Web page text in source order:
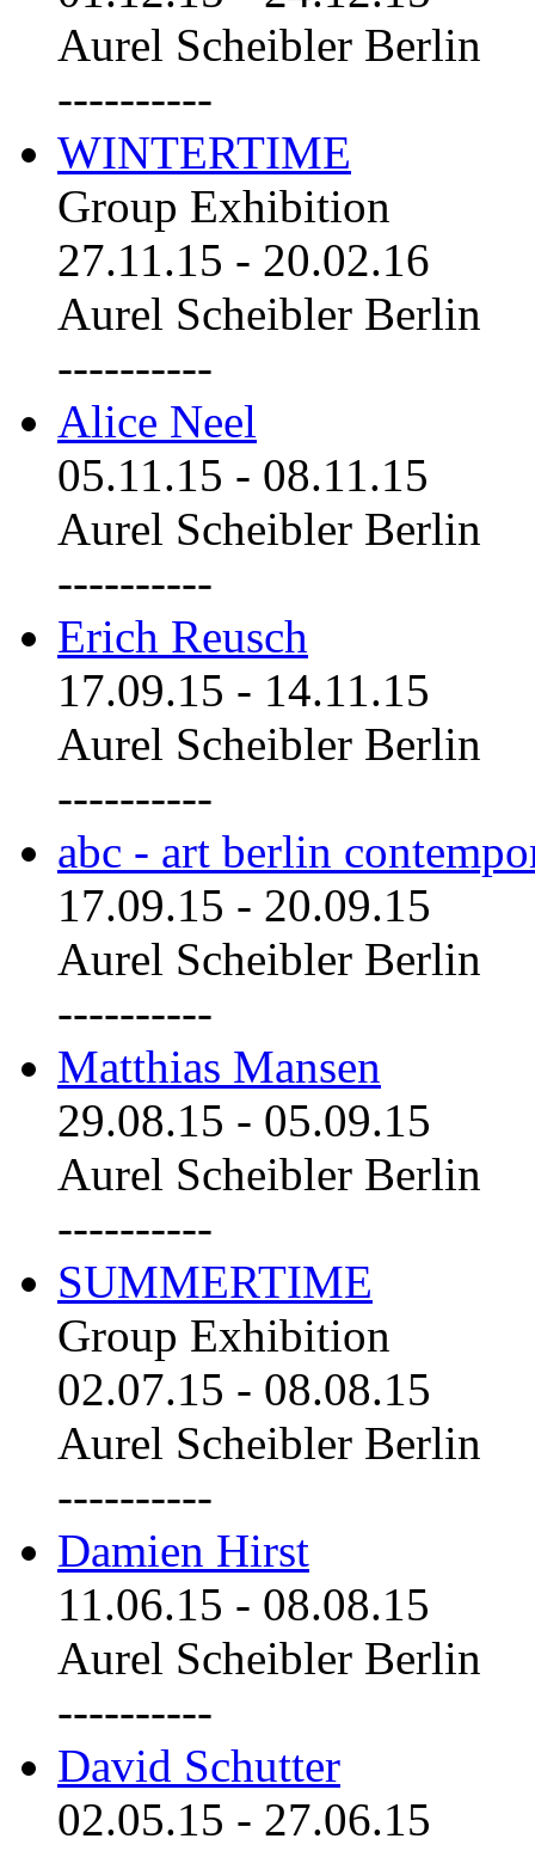
Aurel Scheibler Berlin
----------
WINTERTIME
Group Exhibition
27.11.15 - 20.02.16
Aurel Scheibler Berlin
----------
Alice Neel
05.11.15 - 08.11.15
Aurel Scheibler Berlin
----------
Erich Reusch
17.09.15 - 14.11.15
Aurel Scheibler Berlin
----------
abc - art berlin
17.09.15 - 20.09.15
Aurel Scheibler Berlin
----------
Matthias Mansen
29.08.15 - 05.09.15
Aurel Scheibler Berlin
----------
SUMMERTIME
Group Exhibition
02.07.15 - 08.08.15
Aurel Scheibler Berlin
----------
Damien Hirst
11.06.15 - 08.08.15
Aurel Scheibler Berlin
----------
David Schutter
02.05.15 - 27.06.15